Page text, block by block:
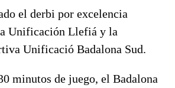
el derbi por excelencia
Unificación Llefiá y la
Unificació Badalona Sud.
minutos de juego, el Badalona